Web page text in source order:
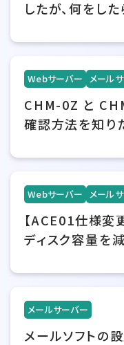
したが、何をした
Webサーバー メール
CHM-0Z と
確認方法を知り
Webサーバー メール
【ACE01仕様変
ディスク容量を
メールサーバー
メールソフトの